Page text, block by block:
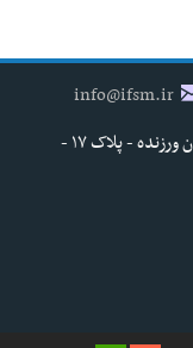
info@ifsm.ir
تهران - خیابان شهید مفتح جنوبی - خیابان ورزنده - پلاک ۱۷ -